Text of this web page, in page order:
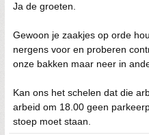
Ja de groeten.
Gewoon je zaakjes op orde
nergens voor en proberen
onze bakken maar neer in
Kan ons het schelen dat die
arbeid om 18.00 geen
stoep moet staan.